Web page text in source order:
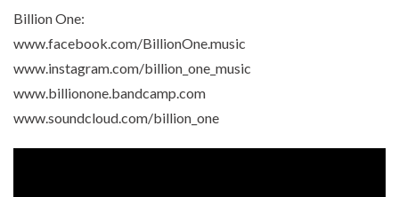
Billion One:
www.facebook.com/BillionOne.music
www.instagram.com/billion_one_music
www.billionone.bandcamp.com
www.soundcloud.com/billion_one